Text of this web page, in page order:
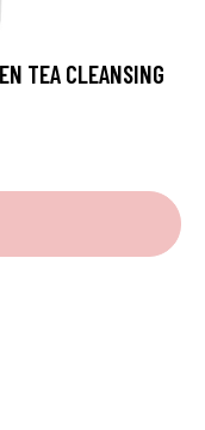
TEA CLEANSING